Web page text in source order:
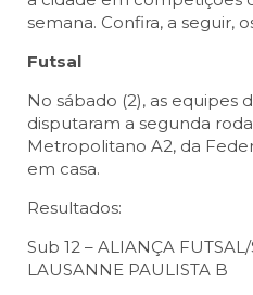
semana. Confira, a seguir,
Futsal
No sábado (2), as equipes
disputaram a segunda
Metropolitano A2, da
em casa.
Resultados:
Sub 12 – ALIANÇA FUTSAL/
LAUSANNE PAULISTA B